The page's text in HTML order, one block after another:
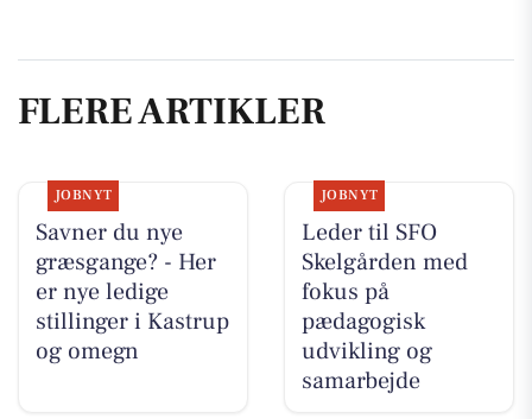
FLERE ARTIKLER
JOBNYT
Savner du nye
græsgange? - Her
er nye ledige
stillinger i Kastrup
og omegn
JOBNYT
Leder til SFO
Skelgården med
fokus på
pædagogisk
udvikling og
samarbejde